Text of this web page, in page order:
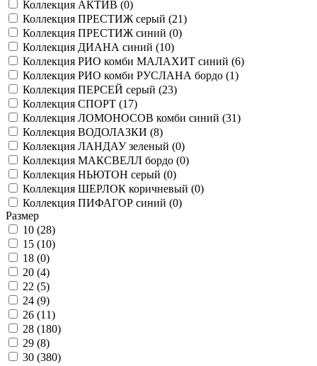
Коллекция АКТИВ (0)
Коллекция ПРЕСТИЖ серый (21)
Коллекция ПРЕСТИЖ синий (0)
Коллекция ДИАНА синий (10)
Коллекция РИО комби МАЛАХИТ синий (6)
Коллекция РИО комби РУСЛАНА бордо (1)
Коллекция ПЕРСЕЙ серый (23)
Коллекция СПОРТ (17)
Коллекция ЛОМОНОСОВ комби синий (31)
Коллекция ВОДОЛАЗКИ (8)
Коллекция ЛАНДАУ зеленый (0)
Коллекция МАКСВЕЛЛ бордо (0)
Коллекция НЬЮТОН серый (0)
Коллекция ШЕРЛОК коричневый (0)
Коллекция ПИФАГОР синий (0)
Размер
10 (28)
15 (10)
18 (0)
20 (4)
22 (5)
24 (9)
26 (11)
28 (180)
29 (8)
30 (380)